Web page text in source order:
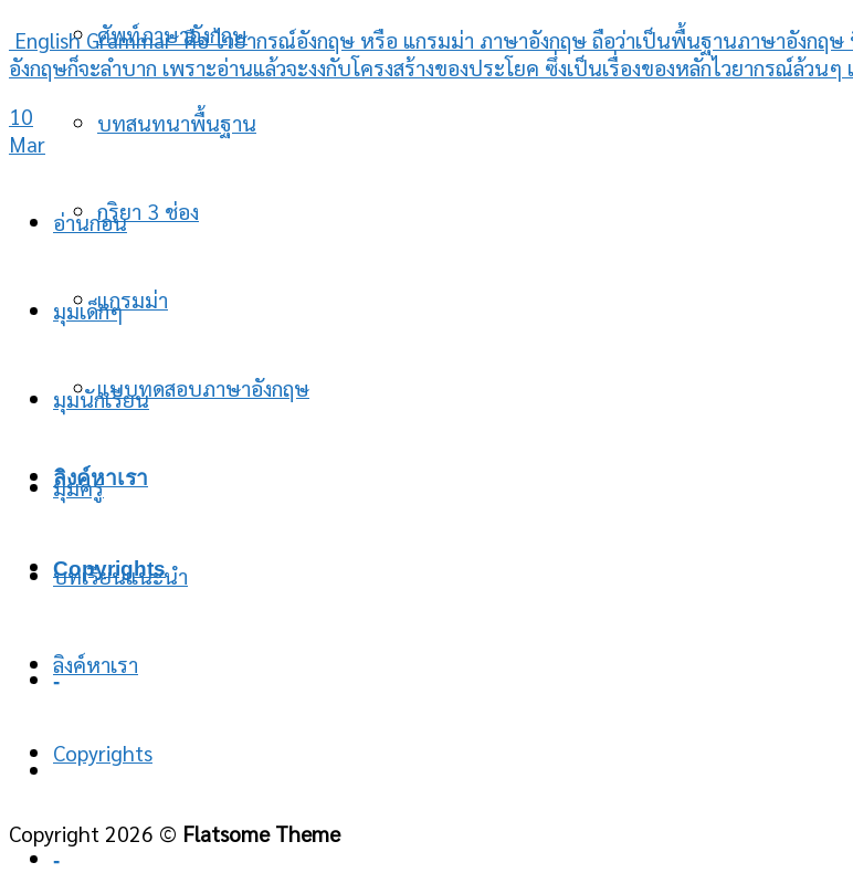
ศัพท์ภาษาอังกฤษ
บทสนทนาพื้นฐาน
กริยา 3 ช่อง
แกรมม่า
แบบทดสอบภาษาอังกฤษ
ลิงค์หาเรา
Copyrights
-
-
English Grammar คือ ไวยากรณ์อังกฤษ หรือ แกรมม่า ภาษาอังกฤษ ถือว่าเป็นพื้นฐานภาษาอังกฤษ
อังกฤษก็จะลำบาก เพราะอ่านแล้วจะงงกับโครงสร้างของประโยค ซึ่งเป็นเรื่องของหลักไวยากรณ์ล้ว
10
Mar
อ่านก่อน
มุมเด็กๆ
มุมนักเรียน
มุมครู
บทเรียนแนะนำ
ลิงค์หาเรา
Copyrights
Copyright 2026 © Flatsome Theme